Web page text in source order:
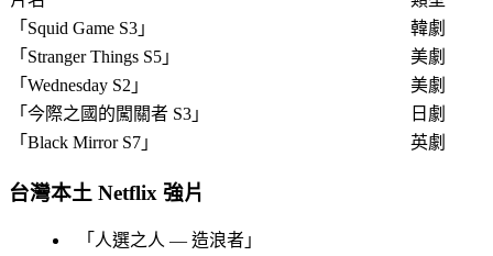
「 Squid Game S3 」
韓劇
「 Stranger Things S5 」
美劇
「 Wednesday S2 」
美劇
「 今際之國的闖關者 S3 」
日劇
「 Black Mirror S7 」 英劇
台灣本土 Netflix 強片
「 人選之人 — 造浪者 」